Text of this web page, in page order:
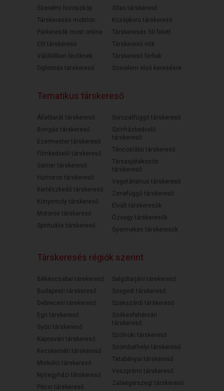
Szerelmi horoszkóp
Társkeresés mobilon
Párkeresők most online
Elit társkereső
Válófélben lévőknek
Diplomás társkereső
30as társkereső
Középkorú társkereső
Társkeresés 50 felett
Társkereső nők
Társkereső férfiak
Szerelem első keresésre
Tematikus társkereső
Állatbarát társkereső
Bringás társkereső
Ezermester társkereső
Filmkedvelő társkereső
Gamer társkereső
Humoros társkereső
Kertészkedő társkereső
Könyvmoly társkereső
Motoros társkereső
Spirituális társkereső
Sorozatfüggő társkereső
Színházkedvelő
társkereső
Táncoslábú társkereső
Társasjátékozós
társkereső
Vegetáriánus társkereső
Zenefüggő társkereső
Elvált társkeresők
Özvegy társkeresők
Gyermekes társkeresők
Társkeresés régiók szerint
Békéscsabai társkereső
Budapesti társkereső
Debreceni társkereső
Egri társkereső
Győri társkereső
Kaposvári társkereső
Kecskeméti társkereső
Miskolci társkereső
Nyíregyházi társkereső
Pécsi társkereső
Salgótarjáni társkereső
Szegedi társkereső
Szekszárdi társkereső
Székesfehérvári
társkereső
Szolnoki társkereső
Szombathelyi társkereső
Tatabányai társkereső
Veszprémi társkereső
Zalaegerszegi társkereső